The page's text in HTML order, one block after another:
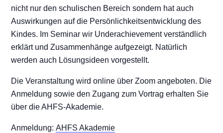
nicht nur den schulischen Bereich sondern hat auch
Auswirkungen auf die Persönlichkeitsentwicklung des
Kindes. Im Seminar wir Underachievement verständlich
erklärt und Zusammenhänge aufgezeigt. Natürlich
werden auch Lösungsideen vorgestellt.
Die Veranstaltung wird online über Zoom angeboten. Die
Anmeldung sowie den Zugang zum Vortrag erhalten Sie
über die AHFS-Akademie.
Anmeldung:AHFS Akademie